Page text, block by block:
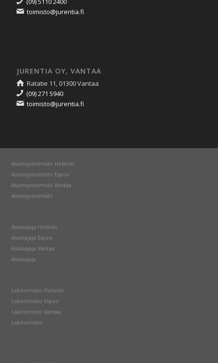
toimisto@jurentia.fi
JURENTIA OY, VANTAA
Ratatie 11, 01300 Vantaa
(09) 271 5940
toimisto@jurentia.fi
Asianajotoimisto Helsinki
Asianajotoimisto Espoo
Asianajotoimisto Vantaa
Asianajotoimisto
Asianajaja Helsinki
Asianajaja Espoo
Asianajaja Vantaa
Asianajaja
Lakitoimisto Helsinki
Lakitoimisto Espoo
Lakitoimisto Vantaa
Lakitoimisto